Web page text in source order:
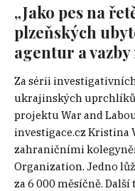
„Jako pes na
plzeňských
agentur a
Za sérii
ukrajinských
projektu War and
investigace.cz Kristina
zahraničními
Organization. Jedno
za 6 000 měsíčně.